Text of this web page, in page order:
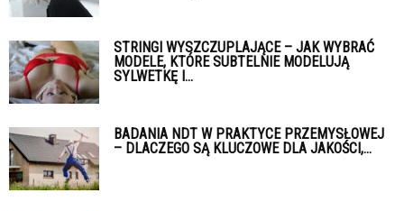
STRINGI WYSZCZUPLAJĄCE – JAK WYBRAĆ
MODELE, KTÓRE SUBTELNIE MODELUJĄ
SYLWETKĘ I...
BADANIA NDT W PRAKTYCE PRZEMYSŁOWEJ
– DLACZEGO SĄ KLUCZOWE DLA JAKOŚCI,...